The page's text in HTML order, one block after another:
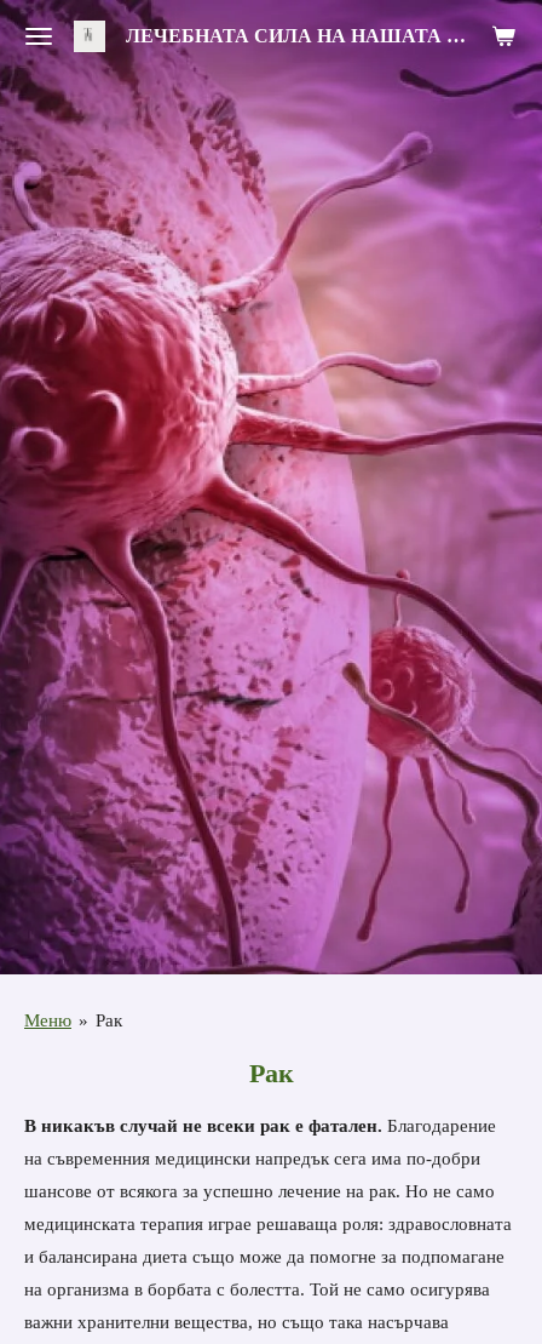
Zum
Hauptinhalt
springen
ЛЕЧЕБНАТА СИЛА НА НАШАТА ХРАНА
Меню » Рак
Рак
В никакъв случай не всеки рак е фатален. Благодарение
на съвременния медицински напредък сега има по-добри
шансове от всякога за успешно лечение на рак. Но не само
медицинската терапия играе решаваща роля: здравословната
и балансирана диета също може да помогне за подпомагане
на организма в борбата с болестта. Той не само осигурява
важни хранителни вещества, но също така насърчава